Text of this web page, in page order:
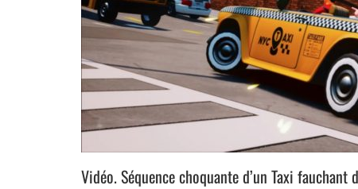
Vidéo. Séquence choquante d’un Taxi fauchant